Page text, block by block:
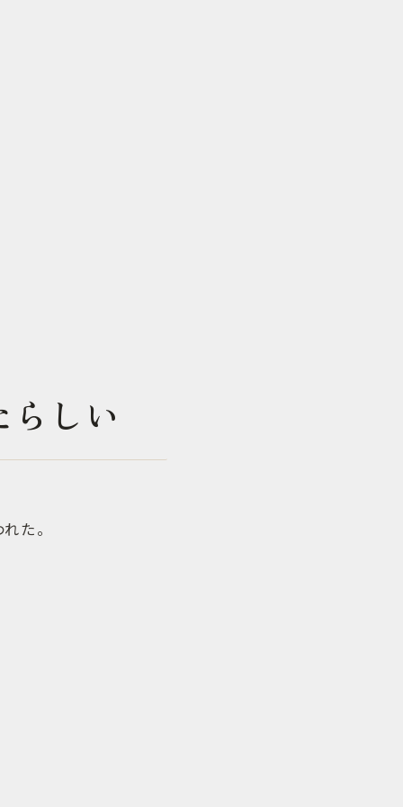
しい
た。